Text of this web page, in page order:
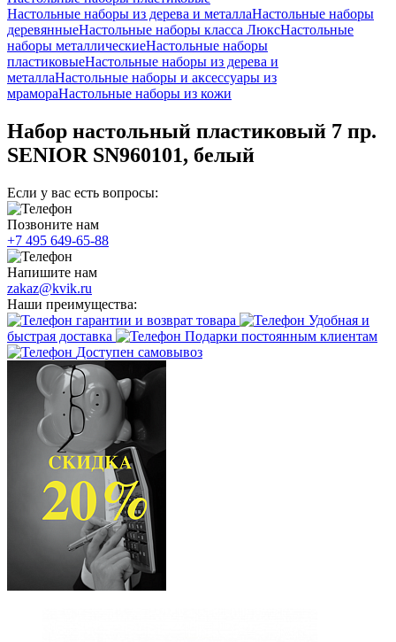
Настольные наборы из дерева и металлаНастольные наборы
деревянныеНастольные наборы класса ЛюксНастольные
наборы металлическиеНастольные наборы
пластиковыеНастольные наборы из дерева и
металлаНастольные наборы и аксессуары из
мрамораНастольные наборы из кожи
Набор настольный пластиковый 7 пр.
SENIOR SN960101, белый
Если у вас есть вопросы:
Позвоните нам
+7 495 649-65-88
Напишите нам
zakaz@kvik.ru
Наши преимущества:
гарантии и возврат товара
Удобная и
быстрая доставка
Подарки постоянным клиентам
Доступен самовывоз